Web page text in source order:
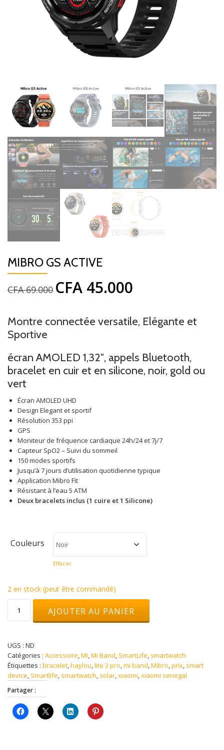
MIBRO GS ACTIVE
CFA69.000 Le
prix
CFA 69.000.
CFA 45.000
est :
CFA 45.000.
Montre connectée versatile, Elégante et
Sportive
écran AMOLED 1,32″, appels Bluetooth,
bracelet en cuir et en silicone, noir, gold ou
vert
Écran AMOLED UHD
Design Elegant et sportif
Résolution 353 ppi
GPS
Moniteur de fréquence cardiaque 24h/24 et 7j/7
Capteur SpO2 – Suivi du sommeil
150 modes sportifs
Jusqu’à 7 jours d’utilisation quotidienne typique
Application Mibro Fit
Résistant à l’eau 5 ATM
Deux bracelets inclus (1 cuire et 1 Silicone)
Couleurs
Effacer
2 en stock (peut être commandé)
Mibro
Active
AJOUTER AU PANIER
UGS : ND
Catégories : Accessoire,MI,Mi Band, SmartLife, smartwatch
Étiquettes : bracelet,haylou,lite 3 pro,mi band,Mibro,prix, smart
device, Smartlife, smartwatch, solar,xiaomi,xiaomi senegal
Partager :